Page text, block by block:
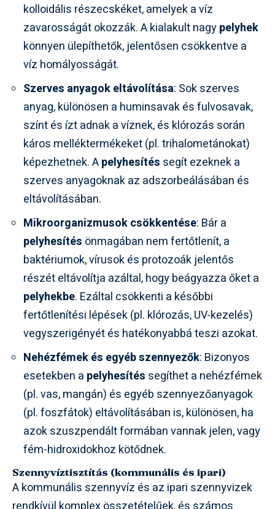
kolloidális részecskéket, amelyek a víz
zavarosságát okozzák. A kialakult nagypelyhek
könnyen ülepíthetők, jelentősen csökkentve a
víz homályosságát.
Szerves anyagok eltávolítása: Sok szerves
anyag, különösen a huminsavak és fulvosavak,
színt és ízt adnak a víznek, és klórozás során
káros melléktermékeket (pl. trihalometánokat)
képezhetnek. Apelyhesítés segít ezeknek a
szerves anyagoknak az adszorbeálásában és
eltávolításában.
Mikroorganizmusok csökkentése: Bár a
pelyhesítés önmagában nem fertőtlenít, a
baktériumok, vírusok és protozoák jelentős
részét eltávolítja azáltal, hogy beágyazza őket a
pelyhekbe. Ezáltal csökkenti a későbbi
fertőtlenítési lépések (pl. klórozás, UV-kezelés)
vegyszerigényét és hatékonyabbá teszi azokat.
Nehézfémek és egyéb szennyezők: Bizonyos
esetekben a pelyhesítés segíthet a nehézfémek
(pl. vas, mangán) és egyéb szennyezőanyagok
(pl. foszfátok) eltávolításában is, különösen, ha
azok szuszpendált formában vannak jelen, vagy
fém-hidroxidokhoz kötődnek.
Szennyvíztisztítás (kommunális és ipari)
A kommunális szennyvíz és az ipari szennyvizek